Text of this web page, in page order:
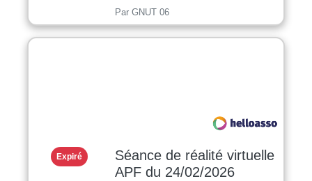
Par GNUT 06
Expiré
Séance de réalité virtuelle
APF du 24/02/2026